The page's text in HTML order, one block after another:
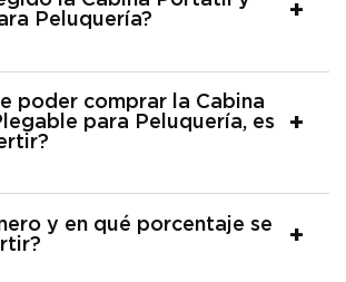
Peluquería?
poder comprar la Cabina
para Peluquería, es
y en qué porcentaje se